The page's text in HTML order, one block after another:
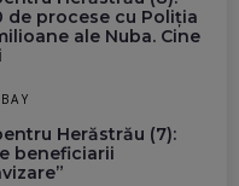
de procese cu Poliția
ale Nuba. Cine
Herăstrău (7):
beneficiarii